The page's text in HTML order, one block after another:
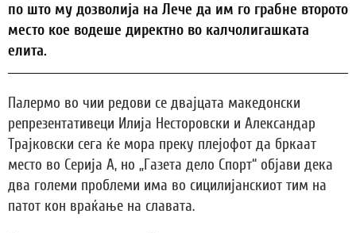
по што му дозволија на Лече да им го грабне второто
место кое водеше директно во калчолигашката
елита.
Палермо во чии редови се двајцата македонски
репрезентативеци Илија Несторовски и Александар
Трајковски сега ќе мора преку плејофот да бркаат
место во Серија А, но „Газета дело Спорт“ објави дека
два големи проблеми има во сицилијанскиот тим на
патот кон враќање на славата.